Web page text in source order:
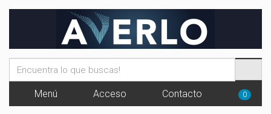
Menú Acceso Contacto 0